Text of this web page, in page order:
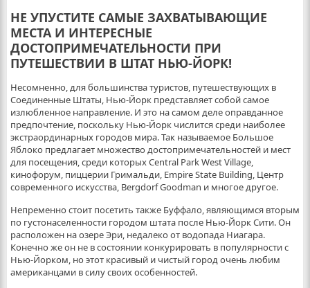
НЕ УПУСТИТЕ САМЫЕ ЗАХВАТЫВАЮЩИЕ
МЕСТА И ИНТЕРЕСНЫЕ
ДОСТОПРИМЕЧАТЕЛЬНОСТИ ПРИ
ПУТЕШЕСТВИИ В ШТАТ НЬЮ-ЙОРК!
Несомненно, для большинства туристов, путешествующих в
Соединенные Штаты, Нью-Йорк представляет собой самое
излюбленное направление. И это на самом деле оправданное
предпочтение, поскольку Нью-Йорк числится среди наиболее
экстраординарных городов мира. Так называемое Большое
Яблоко предлагает множество достопримечательностей и мест
для посещения, среди которых Central Park West Village,
кинофорум, пиццерии Гримальди, Empire State Building, Центр
современного искусства, Bergdorf Goodman и многое другое.
Непременно стоит посетить также Буффало, являющимся вторым
по густонаселенности городом штата после Нью-Йорк Сити. Он
расположен на озере Эри, недалеко от водопада Ниагара.
Конечно же он не в состоянии конкурировать в популярности с
Нью-Йорком, но этот красивый и чистый город очень любим
американцами в силу своих особенностей.